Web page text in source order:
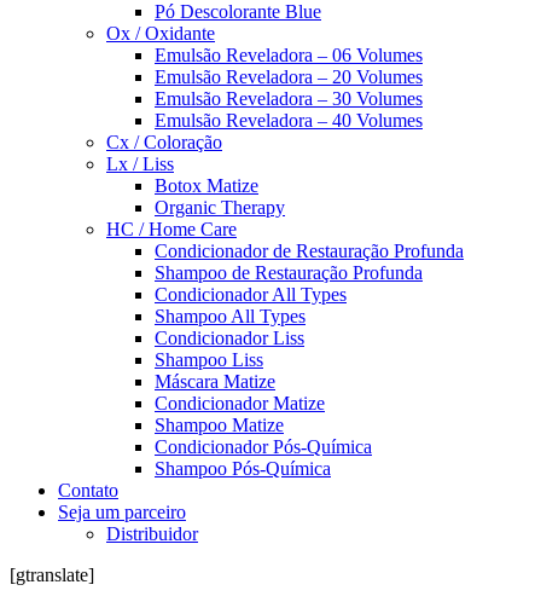
Pó Descolorante Blue
Ox / Oxidante
Emulsão Reveladora – 06 Volumes
Emulsão Reveladora – 20 Volumes
Emulsão Reveladora – 30 Volumes
Emulsão Reveladora – 40 Volumes
Cx / Coloração
Lx / Liss
Botox Matize
Organic Therapy
HC / Home Care
Condicionador de Restauração Profunda
Shampoo de Restauração Profunda
Condicionador All Types
Shampoo All Types
Condicionador Liss
Shampoo Liss
Máscara Matize
Condicionador Matize
Shampoo Matize
Condicionador Pós-Química
Shampoo Pós-Química
Contato
Seja um parceiro
Distribuidor
[gtranslate]